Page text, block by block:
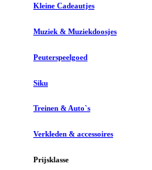
Kleine Cadeautjes
Muziek & Muziekdoosjes
Peuterspeelgoed
Siku
Treinen & Auto`s
Verkleden & accessoires
Prijsklasse